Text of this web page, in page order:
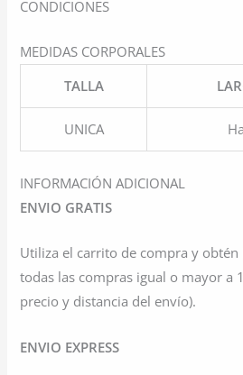
CONDICIONES
MEDIDAS CORPORALES
TALLA
UNICA
INFORMACIÓN ADICIONAL
ENVIO GRATIS
Utiliza el carrito de compra y obtén
todas las compras igual o mayor a
precio y distancia del envío).
ENVIO EXPRESS